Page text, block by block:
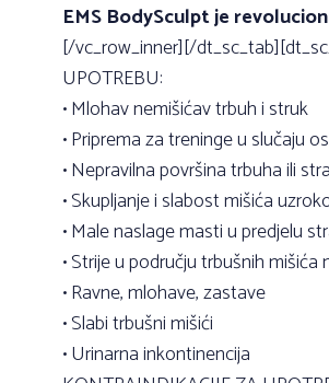
EMS BodySculpt je
[/vc_row_inner][/
UPOTREBU:
• Mlohav nemišićav trbuh i struk
• Priprema za treninge u slučaju
• Nepravilna površina trbuha ili
• Skupljanje i slabost mišića
• Male naslage masti u predjelu
• Strije u području trbušnih
• Ravne, mlohave, zastave
• Slabi trbušni mišići
• Urinarna inkontinencija